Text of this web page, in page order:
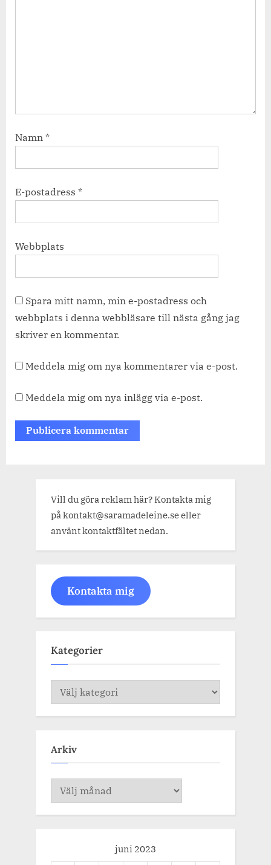
Namn *
E-postadress *
Webbplats
Spara mitt namn, min e-postadress och
webbplats i denna webbläsare till nästa gång jag
skriver en kommentar.
Meddela mig om nya kommentarer via e-post.
Meddela mig om nya inlägg via e-post.
Vill du göra reklam här? Kontakta mig
på kontakt@saramadeleine.se eller
använt kontaktfältet nedan.
Kontakta mig
Kategorier
Kategorier
Arkiv
Arkiv
juni 2023